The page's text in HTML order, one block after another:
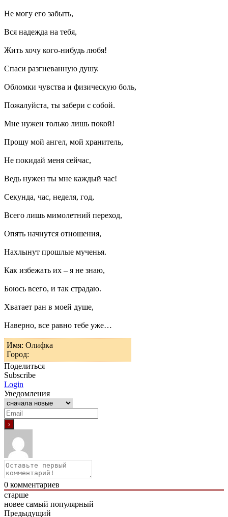
Не могу его забыть,
Вся надежда на тебя,
Жить хочу кого-нибудь любя!
Спаси разгневанную душу.
Обломки чувства и физическую боль,
Пожалуйста, ты забери с собой.
Мне нужен только лишь покой!
Прошу мой ангел, мой хранитель,
Не покидай меня сейчас,
Ведь нужен ты мне каждый час!
Секунда, час, неделя, год,
Всего лишь мимолетний переход,
Опять начнутся отношения,
Нахлынут прошлые мученья.
Как избежать их – я не знаю,
Боюсь всего, и так страдаю.
Хватает ран в моей душе,
Наверно, все равно тебе уже…
Имя: Олифка
Город:
Поделиться
Subscribe
Login
Уведомления
0 комментариев
старше
новее самый популярный
Предыдущий